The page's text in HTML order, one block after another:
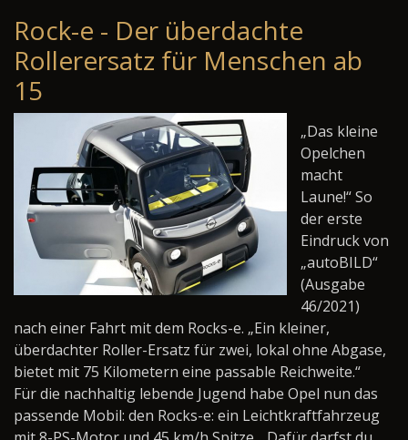
Rock-e - Der überdachte
Rollerersatz für Menschen ab
15
„Das kleine
Opelchen
macht
Laune!“ So
der erste
Eindruck von
„autoBILD“
(Ausgabe
46/2021)
nach einer Fahrt mit dem Rocks-e. „Ein kleiner,
überdachter Roller-Ersatz für zwei, lokal ohne Abgase,
bietet mit 75 Kilometern eine passable Reichweite.“
Für die nachhaltig lebende Jugend habe Opel nun das
passende Mobil: den Rocks-e: ein Leichtkraftfahrzeug